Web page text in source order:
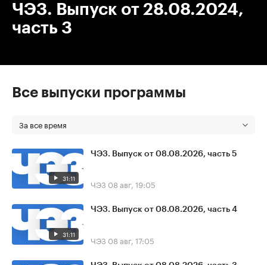
ЧЭЗ. Выпуск от 28.08.2024,
часть 3
Все выпуски программы
За все время
31:11
ЧЭЗ. Выпуск от 08.08.2026, часть 5
ЧЭЗ 08 авг, 19:05
31:11
ЧЭЗ. Выпуск от 08.08.2026, часть 4
ЧЭЗ 08 авг, 17:05